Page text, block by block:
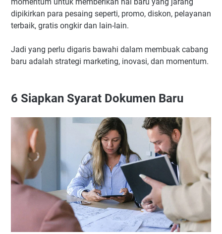
dipikirkan para pesaing seperti, promo, diskon, pelayanan
terbaik, gratis ongkir dan lain-lain.
Jadi yang perlu digaris bawahi dalam membuak cabang
baru adalah strategi marketing, inovasi, dan momentum.
6 Siapkan Syarat Dokumen Baru